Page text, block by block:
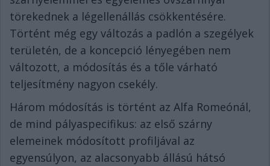
törekednek a légellenállás csökkentésére.
Történt még egy változás a padlón a szegélyek
területén, de a koncepció lényegében nem
változott, a módosítás és a tőle várható
teljesítmény nagyon csekély.
Három módosítás is történt az Alfa Romeónál,
de mind pályaspecifikus: az első szárny
elemeinek módosított profiljával az
egyensúlyon, az alacsonyabb állású hátsó